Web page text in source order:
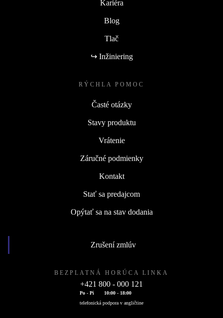
Kariéra
Blog
Tlač
↪ Inžiniering
RÝCHLA POMOC
Časté otázky
Stavy produktu
Vrátenie
Záručné podmienky
Kontakt
Stať sa predajcom
Opýtať sa na stav dodania
Zrušení zmlúv
BEZPLATNÁ HORÚCA LINKA
+421 800 - 000 121
Po - Pi
10:00 - 18:00
telefonická podpora v angličtine